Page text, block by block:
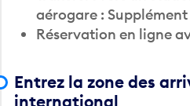
aérogare : Supplément
Réservation en ligne
Entrez la zone des